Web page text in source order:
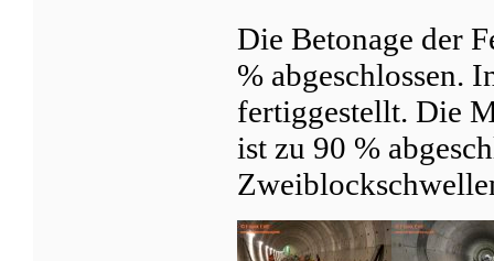
Die Betonage der
% abgeschlossen.
fertiggestellt. Die
ist zu 90 %